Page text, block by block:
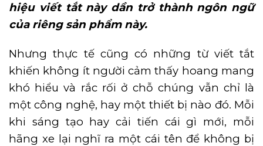
hiệu viết tắt này dần trở thành ngôn ngữ
của riêng sản phẩm này.
Nhưng thực tế cũng có những từ viết tắt
khiến không ít người cảm thấy hoang mang
khó hiểu và rắc rối ở chỗ chúng vẫn chỉ là
một công nghệ, hay một thiết bị nào đó. Mỗi
khi sáng tạo hay cải tiến cái gì mới, mỗi
hãng xe lại nghĩ ra một cái tên để không bị